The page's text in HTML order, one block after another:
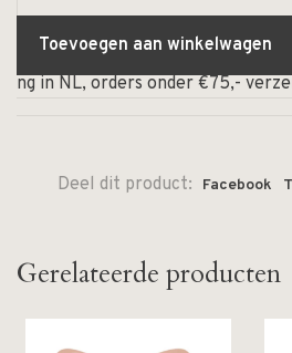
Toevoegen aan winkelwagen
in NL, orders onder €75,-
Deel dit product: Facebook
Gerelateerde producten